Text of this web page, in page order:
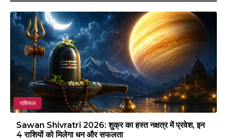
राशिफल
Sawan Shivratri 2026: शुक्र का हस्त नक्षत्र में प्रवेश, इन
4 राशियों को मिलेगा धन और सफलता